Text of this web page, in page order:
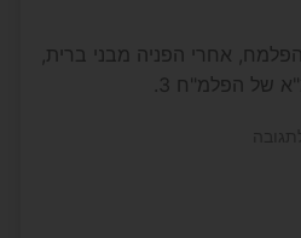
אחרי הפניה מבני ברית,
של הפלמ"ח 3.